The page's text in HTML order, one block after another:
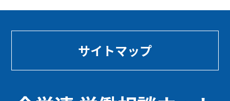
サイトマップ